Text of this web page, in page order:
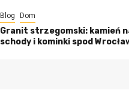
Blog Dom
Granit strzegomski: kamień
schody i kominki spod